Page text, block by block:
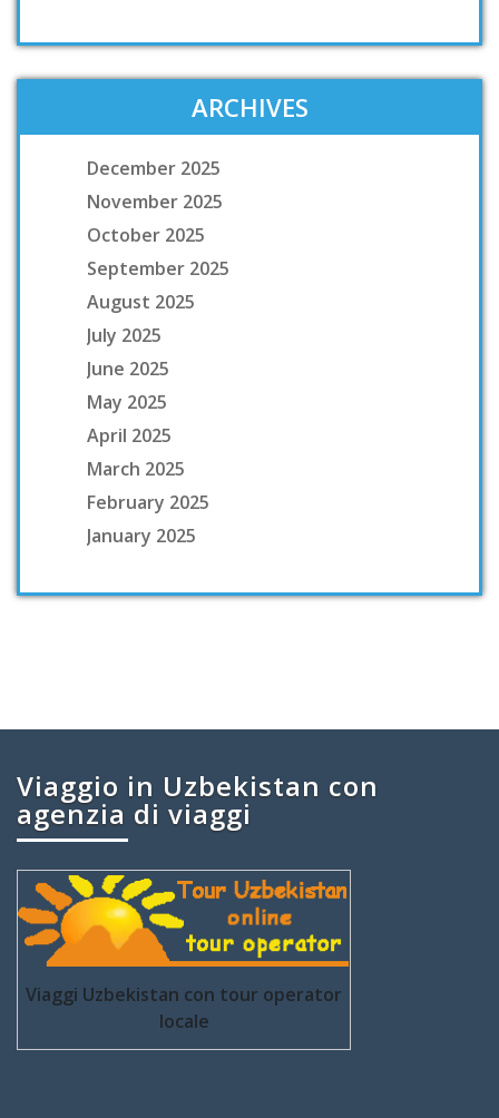
ARCHIVES
December 2025
November 2025
October 2025
September 2025
August 2025
July 2025
June 2025
May 2025
April 2025
March 2025
February 2025
January 2025
Viaggio in Uzbekistan con
agenzia di viaggi
Viaggi Uzbekistan con tour operator
locale